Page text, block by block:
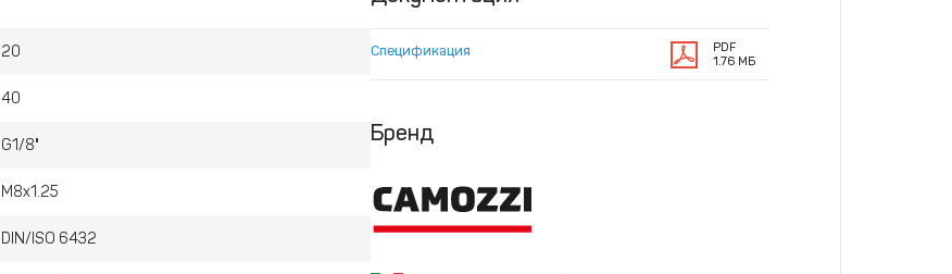
20
40
G1/8"
M8x1.25
DIN/ISO 6432
Спецификация
PDF
1.76 МБ
Бренд